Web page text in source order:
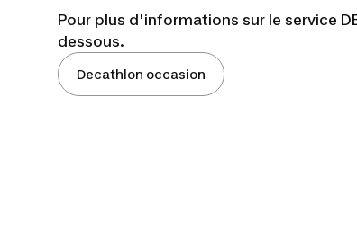
Pour plus d'informations sur le service
dessous.
Decathlon occasion